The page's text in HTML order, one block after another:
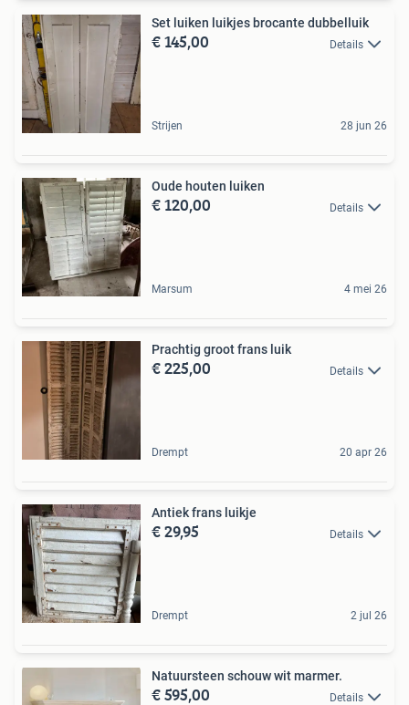
Set luiken luikjes brocante dubbelluik
€ 145,00 Details
Strijen 28 jun 26
Oude houten luiken
€ 120,00 Details
Marsum 4 mei 26
Prachtig groot frans luik
€ 225,00 Details
Drempt 20 apr 26
Antiek frans luikje
€ 29,95 Details
Drempt 2 jul 26
Natuursteen schouw wit marmer.
€ 595,00 Details